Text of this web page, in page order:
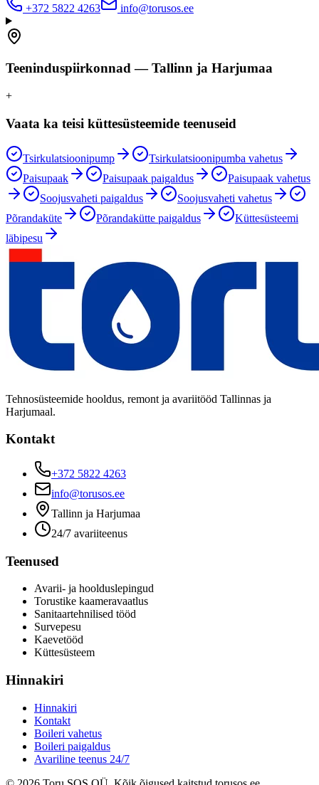
+372 5822 4263 info@torusos.ee
Teeninduspiirkonnad — Tallinn ja Harjumaa
+
Vaata ka teisi küttesüsteemide teenuseid
Tsirkulatsioonipump
Tsirkulatsioonipumba vahetus
Paisupaak
Paisupaak paigaldus
Paisupaak vahetus
Soojusvaheti paigaldus
Soojusvaheti vahetus
Põrandaküte
Põrandakütte paigaldus
Küttesüsteemi
läbipesu
Tehnosüsteemide hooldus, remont ja avariitööd Tallinnas ja
Harjumaal.
Kontakt
+372 5822 4263
info@torusos.ee
Tallinn ja Harjumaa
24/7 avariiteenus
Teenused
Avarii- ja hoolduslepingud
Torustike kaameravaatlus
Sanitaartehnilised tööd
Survepesu
Kaevetööd
​Küttesüsteem
Hinnakiri
Hinnakiri
Kontakt
Boileri vahetus
Boileri paigaldus
Avariline teenus 24/7